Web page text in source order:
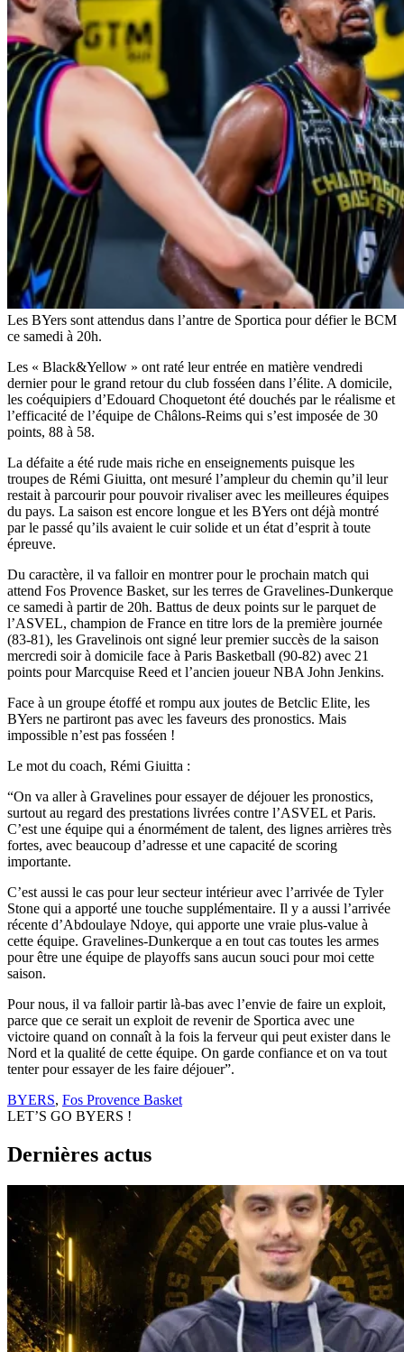
Les BYers sont attendus dans l’antre de Sportica pour défier le BCM
ce samedi à 20h.
Les « Black&Yellow » ont raté leur entrée en matière vendredi
dernier pour le grand retour du club fosséen dans l’élite. A domicile,
les coéquipiers d’Edouard Choquetont été douchés par le réalisme et
l’efficacité de l’équipe de Châlons-Reims qui s’est imposée de 30
points, 88 à 58.
La défaite a été rude mais riche en enseignements puisque les
troupes de Rémi Giuitta, ont mesuré l’ampleur du chemin qu’il leur
restait à parcourir pour pouvoir rivaliser avec les meilleures équipes
du pays. La saison est encore longue et les BYers ont déjà montré
par le passé qu’ils avaient le cuir solide et un état d’esprit à toute
épreuve.
Du caractère, il va falloir en montrer pour le prochain match qui
attend Fos Provence Basket, sur les terres de Gravelines-Dunkerque
ce samedi à partir de 20h. Battus de deux points sur le parquet de
l’ASVEL, champion de France en titre lors de la première journée
(83-81), les Gravelinois ont signé leur premier succès de la saison
mercredi soir à domicile face à Paris Basketball (90-82) avec 21
points pour Marcquise Reed et l’ancien joueur NBA John Jenkins.
Face à un groupe étoffé et rompu aux joutes de Betclic Elite, les
BYers ne partiront pas avec les faveurs des pronostics. Mais
impossible n’est pas fosséen !
Le mot du coach, Rémi Giuitta :
“On va aller à Gravelines pour essayer de déjouer les pronostics,
surtout au regard des prestations livrées contre l’ASVEL et Paris.
C’est une équipe qui a énormément de talent, des lignes arrières très
fortes, avec beaucoup d’adresse et une capacité de scoring
importante.
C’est aussi le cas pour leur secteur intérieur avec l’arrivée de Tyler
Stone qui a apporté une touche supplémentaire. Il y a aussi l’arrivée
récente d’Abdoulaye Ndoye, qui apporte une vraie plus-value à
cette équipe. Gravelines-Dunkerque a en tout cas toutes les armes
pour être une équipe de playoffs sans aucun souci pour moi cette
saison.
Pour nous, il va falloir partir là-bas avec l’envie de faire un exploit,
parce que ce serait un exploit de revenir de Sportica avec une
victoire quand on connaît à la fois la ferveur qui peut exister dans le
Nord et la qualité de cette équipe. On garde confiance et on va tout
tenter pour essayer de les faire déjouer”.
BYERS, Fos Provence Basket
LET’S GO BYERS !
Dernières actus